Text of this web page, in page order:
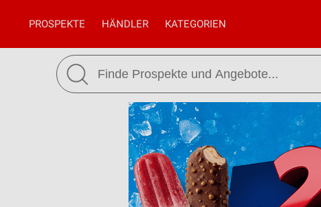
PROSPEKTE HÄNDLER KATEGORIEN